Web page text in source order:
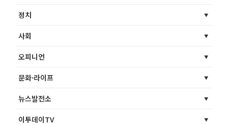
정치
사회
오피니언
문화·라이프
뉴스발전소
이투데이TV